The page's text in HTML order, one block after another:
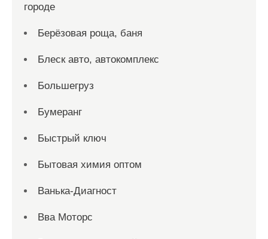
городе
Берёзовая роща, баня
Блеск авто, автокомплекс
Большегруз
Бумеранг
Быстрый ключ
Бытовая химия оптом
Ванька-Диагност
Вва Моторс